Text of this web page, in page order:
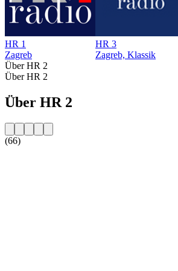
HR 1
Zagreb
HR 3
Zagreb, Klassik
Über HR 2
Über HR 2
Über HR 2
(66)